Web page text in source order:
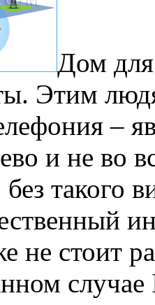
Дом для
Этим
–
и не во
такого
не стоит